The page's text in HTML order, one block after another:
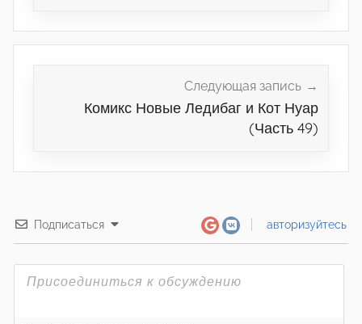
Следующая запись
Комикс Новые Ледибаг и Кот Нуар
(Часть 49)
Подписаться авторизуйтесь